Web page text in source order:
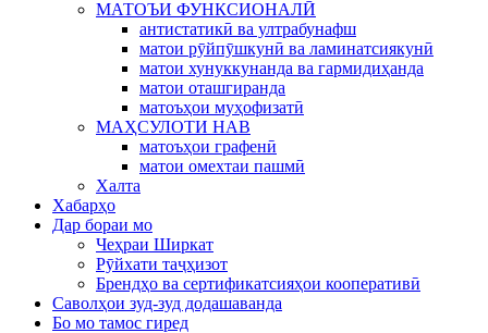
МАТОЪИ ФУНКСИОНАЛӢ
антистатикӣ ва ултрабунафш
матои рӯйпӯшкунӣ ва ламинатсиякунӣ
матои хунуккунанда ва гармидиҳанда
матои оташгиранда
матоъҳои муҳофизатӣ
МАҲСУЛОТИ НАВ
матоъҳои графенӣ
матои омехтаи пашмӣ
Халта
Хабарҳо
Дар бораи мо
Чеҳраи Ширкат
Рӯйхати таҷҳизот
Брендҳо ва сертификатсияҳои кооперативӣ
Саволҳои зуд-зуд додашаванда
Бо мо тамос гиред